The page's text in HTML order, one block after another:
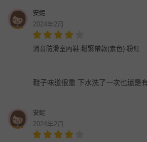
安妮
2024年2月
消音防滑室內鞋-鬆緊帶款(素色)-粉紅
鞋子味道很重 下水洗了一次也還是
安妮
2024年2月